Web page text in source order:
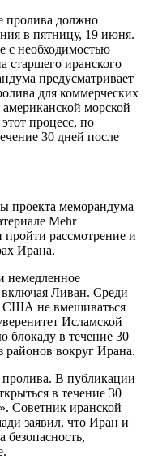
пролива должно
в пятницу, 19 июня.
с необходимостью
старшего иранского
предусматривает
для коммерческих
морской
процесс, по
30 дней после
проекта меморандума
Mehr
пройти рассмотрение и
Ирана.
немедленное
Ливан. Среди
США не вмешиваться
Исламской
блокаду в течение 30
районов вокруг Ирана.
пролива. В публикации
в течение 30
Советник иранской
заявил, что Иран и
безопасность,